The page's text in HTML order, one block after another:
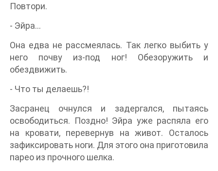
Повтори.
- Эйра…
Она едва не рассмеялась. Так легко выбить у
него почву из-под ног! Обезоружить и
обездвижить.
- Что ты делаешь?!
Засранец очнулся и задергался, пытаясь
освободиться. Поздно! Эйра уже распяла его
на кровати, перевернув на живот. Осталось
зафиксировать ноги. Для этого она приготовила
парео из прочного шелка.